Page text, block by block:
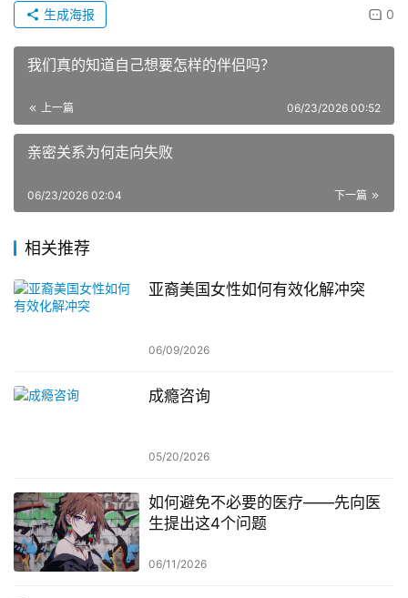
0
生成海报
我们真的知道自己想要怎样的伴侣吗？
上一篇 06/23/2026 00:52
亲密关系为何走向失败
下一篇
06/23/2026 02:04
相关推荐
亚裔美国女性如何有效化解冲突
06/09/2026
成瘾咨询
05/20/2026
如何避免不必要的医疗——先向医
生提出这4个问题
06/11/2026